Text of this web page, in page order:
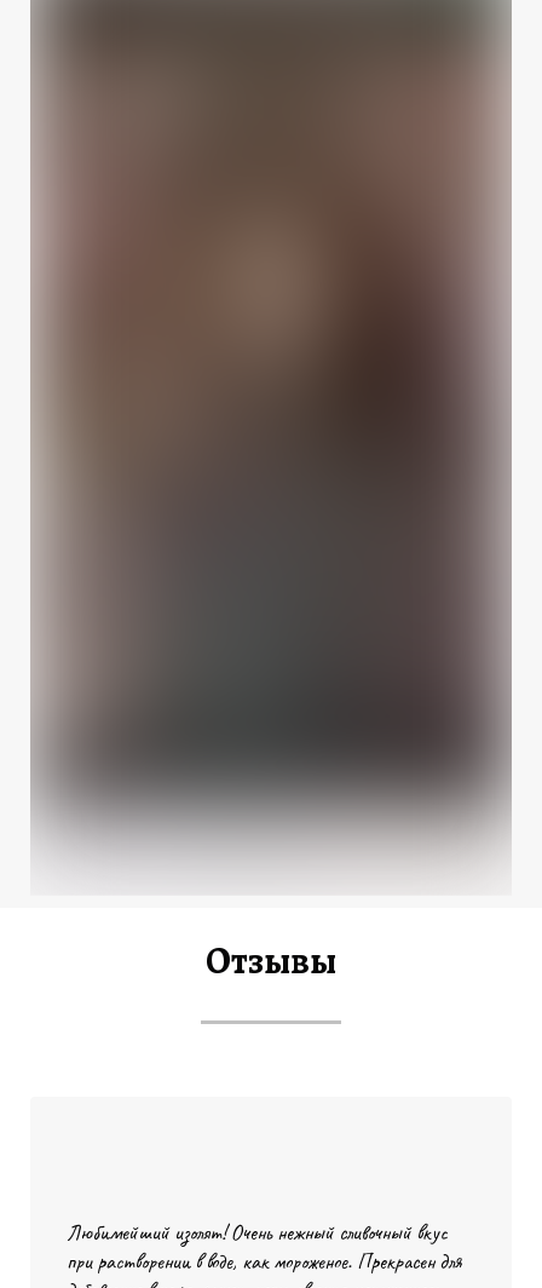
Отзывы
Любимейший изолят! Очень нежный сливочный вкус
при растворении в воде, как мороженое. Прекрасен для